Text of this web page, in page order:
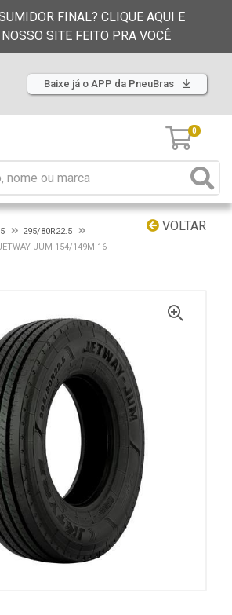
FINAL? CLIQUE AQUI E
SITE FEITO PRA VOCÊ
Baixe já o APP da PneuBras
0
VOLTAR
295/80R22.5
JUM 154/149M 16